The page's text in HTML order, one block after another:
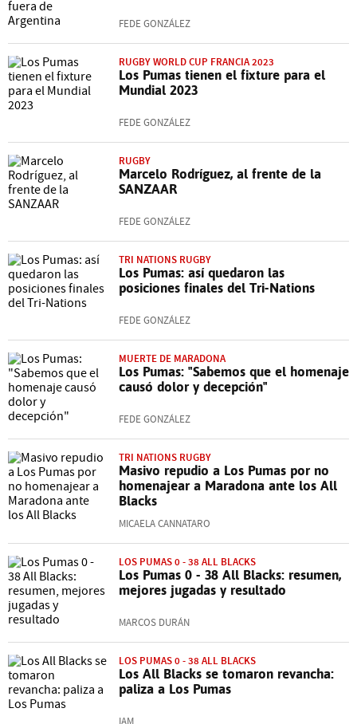
FEDE GONZÁLEZ
RUGBY WORLD CUP FRANCIA 2023
Los Pumas tienen el fixture para el
Mundial 2023
FEDE GONZÁLEZ
RUGBY
Marcelo Rodríguez, al frente de la
SANZAAR
FEDE GONZÁLEZ
TRI NATIONS RUGBY
Los Pumas: así quedaron las
posiciones finales del Tri-Nations
FEDE GONZÁLEZ
MUERTE DE MARADONA
Los Pumas: "Sabemos que el homenaje
causó dolor y decepción"
FEDE GONZÁLEZ
TRI NATIONS RUGBY
Masivo repudio a Los Pumas por no
homenajear a Maradona ante los All
Blacks
MICAELA CANNATARO
LOS PUMAS 0 - 38 ALL BLACKS
Los Pumas 0 - 38 All Blacks: resumen,
mejores jugadas y resultado
MARCOS DURÁN
LOS PUMAS 0 - 38 ALL BLACKS
Los All Blacks se tomaron revancha:
paliza a Los Pumas
IAM